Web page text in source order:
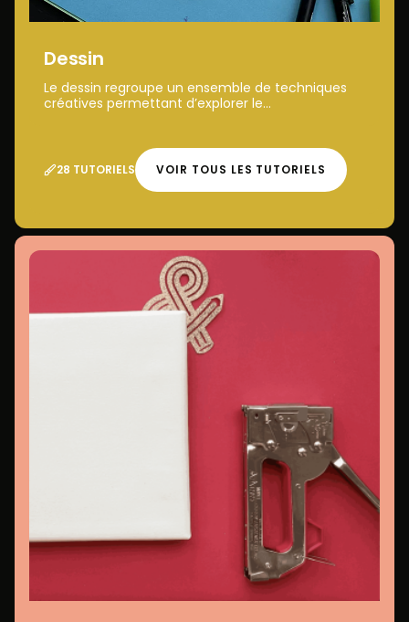
Dessin
Le dessin regroupe un ensemble de techniques
créatives permettant d’explorer le...
28 TUTORIELS VOIR TOUS LES TUTORIELS